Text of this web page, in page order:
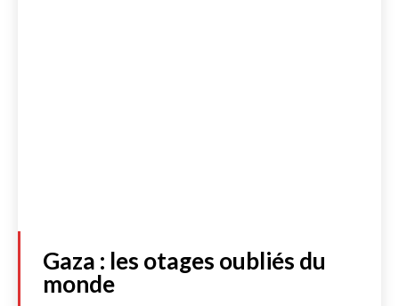
Gaza : les otages oubliés du
monde